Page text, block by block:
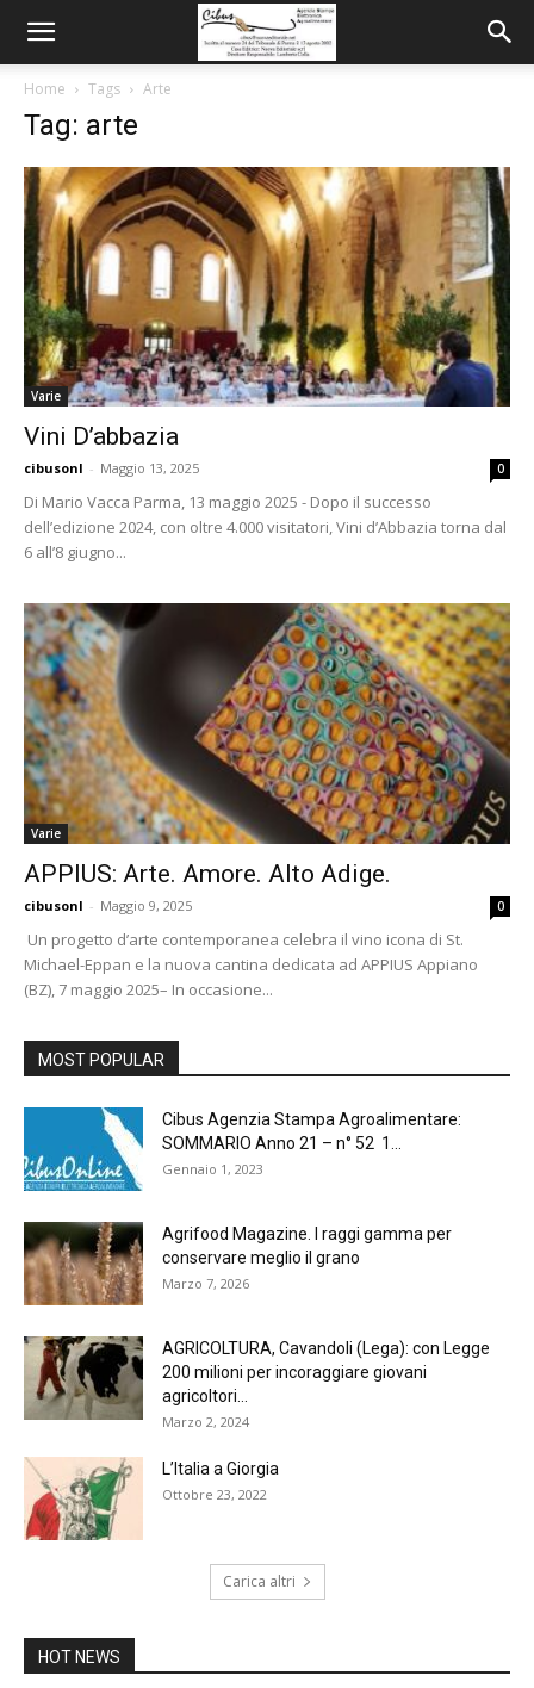
Home Tags Arte
Tag: arte
Varie
Vini D’abbazia
cibusonl - Maggio 13, 2025 0
Di Mario Vacca Parma, 13 maggio 2025 - Dopo il successo
dell’edizione 2024, con oltre 4.000 visitatori, Vini d’Abbazia torna dal
6 all’8 giugno...
Varie
APPIUS: Arte. Amore. Alto Adige.
cibusonl - Maggio 9, 2025 0
Un progetto d’arte contemporanea celebra il vino icona di St.
Michael-Eppan e la nuova cantina dedicata ad APPIUS Appiano
(BZ), 7 maggio 2025– In occasione...
MOST POPULAR
Cibus Agenzia Stampa Agroalimentare:
SOMMARIO Anno 21 – n° 52 1...
Gennaio 1, 2023
Agrifood Magazine. I raggi gamma per
conservare meglio il grano
Marzo 7, 2026
AGRICOLTURA, Cavandoli (Lega): con Legge
200 milioni per incoraggiare giovani
agricoltori...
Marzo 2, 2024
L’Italia a Giorgia
Ottobre 23, 2022
Carica altri
HOT NEWS